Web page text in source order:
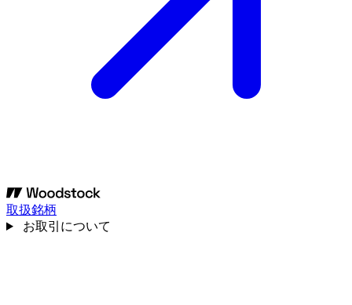
取扱銘柄
お取引について